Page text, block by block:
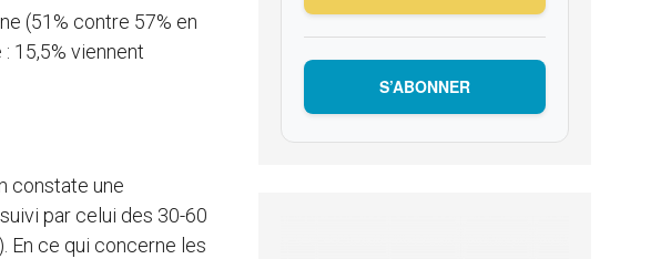
(51% contre 57% en
15,5% viennent
constate une
par celui des 30-60
En ce qui concerne les
S’ABONNER